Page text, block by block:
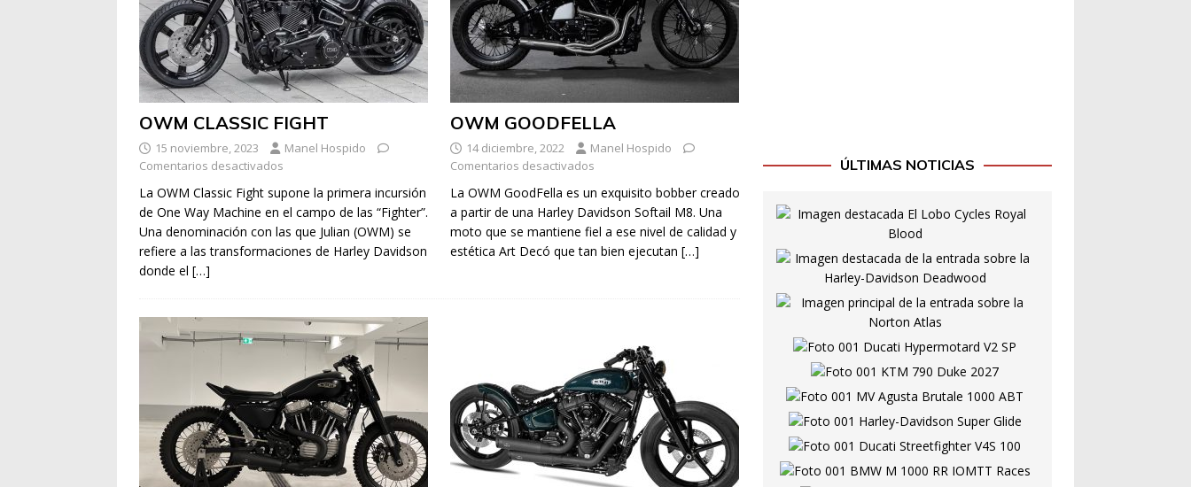
OWM CLASSIC FIGHT
15 noviembre, 2023
Manel Hospido
Comentarios desactivados
La OWM Classic Fight supone la primera incursión
de One Way Machine en el campo de las “Fighter”.
Una denominación con las que Julian (OWM) se
refiere a las transformaciones de Harley Davidson
donde el […]
OWM GOODFELLA
14 diciembre, 2022
Manel Hospido
Comentarios desactivados
La OWM GoodFella es un exquisito bobber creado
a partir de una Harley Davidson Softail M8. Una
moto que se mantiene fiel a ese nivel de calidad y
estética Art Decó que tan bien ejecutan […]
ÚLTIMAS NOTICIAS